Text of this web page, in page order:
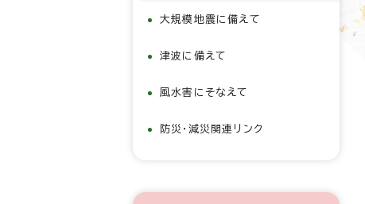
大規模地震に備えて
津波に備えて
風水害にそなえて
防災・減災関連リンク